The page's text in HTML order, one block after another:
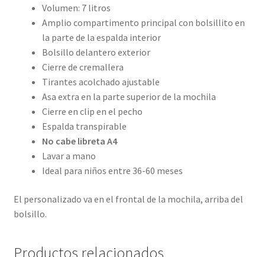
Volumen: 7 litros
Amplio compartimento principal con bolsillito en
la parte de la espalda interior
Bolsillo delantero exterior
Cierre de cremallera
Tirantes acolchado ajustable
Asa extra en la parte superior de la mochila
Cierre en clip en el pecho
Espalda transpirable
No cabe libreta A4
Lavar a mano
Ideal para niños entre 36-60 meses
El personalizado va en el frontal de la mochila, arriba del
bolsillo.
Productos relacionados